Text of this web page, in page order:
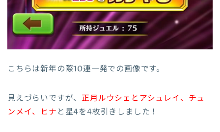
こちらは新年の際10連一発での画像です。
見えづらいですが、正月ルウシェとアシュレイ、チュ
ンメイ、ヒナ と星4を4枚引きしました！